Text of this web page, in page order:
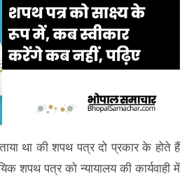
था की शपथ पत्र दो प्रकार के होते हैं
शपथ पत्र को न्यायालय की कार्यवाही में